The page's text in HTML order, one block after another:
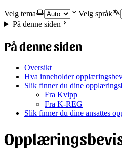
Velg tema
Velg språk
På denne siden
På denne siden
Oversikt
Hva inneholder
Slik finner du dine
Fra Kvipp
Fra K-REG
Slik finner du dine ansattes